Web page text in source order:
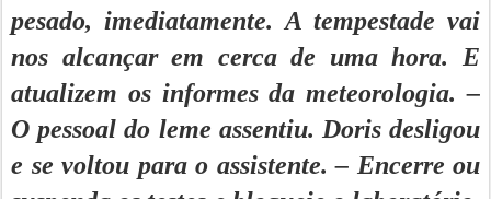
pesado, imediatamente. A tempestade vai
nos alcançar em cerca de uma hora. E
atualizem os informes da meteorologia. –
O pessoal do leme assentiu. Doris desligou
e se voltou para o assistente. – Encerre ou